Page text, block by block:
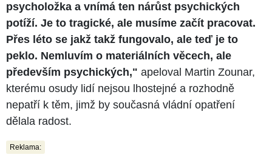
psycholožka a vnímá ten nárůst psychických
potíží. Je to tragické, ale musíme začít pracovat.
Přes léto se jakž takž fungovalo, ale teď je to
peklo. Nemluvím o materiálních věcech, ale
především psychických," apeloval Martin Zounar,
kterému osudy lidí nejsou lhostejné a rozhodně
nepatří k těm, jimž by současná vládní opatření
dělala radost.
Reklama: